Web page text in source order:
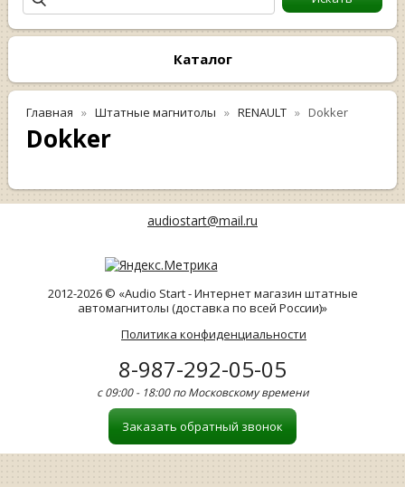
Каталог
Главная Штатные магнитолы RENAULT Dokker
Dokker
audiostart@mail.ru
2012-2026 © «Audio Start - Интернет магазин штатные
автомагнитолы (доставка по всей России)»
Политика конфиденциальности
8-987-292-05-05
с 09:00 - 18:00 по Московскому времени
Заказать обратный звонок